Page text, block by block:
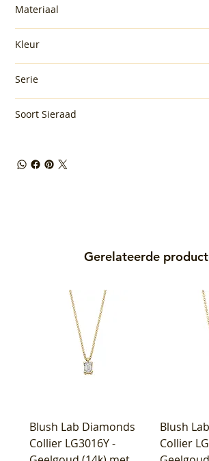
Materiaal
Kleur
Serie
Soort Sieraad
Gerelateerde
Blush Lab Diamonds
Collier LG3016Y -
Blush
Collier